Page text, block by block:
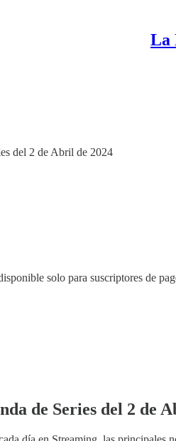
La
del 2 de Abril de 2024
solo para suscriptores de
de Series del 2 de